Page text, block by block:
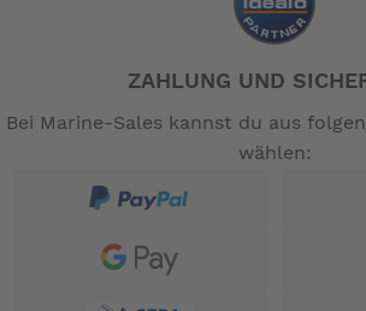
ZAHLUNG UND
Bei Marine-Sales kannst du aus
wählen: